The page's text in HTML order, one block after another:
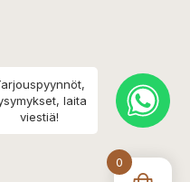
0
laita
viestiä!